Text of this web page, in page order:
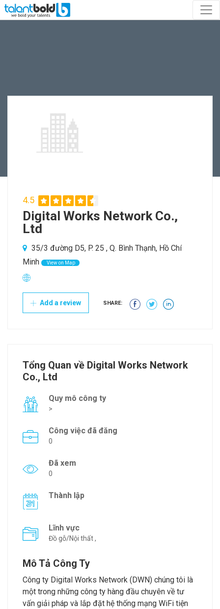
4.5
Digital Works Network Co.,
Ltd
35/3 đường D5, P. 25 , Q. Bình Thạnh, Hồ Chí
Minh
View on Map
Add a review SHARE:
Tổng Quan về Digital Works Network
Co., Ltd
Quy mô công ty
>
Công việc đã đăng
0
Đã xem
0
Thành lập
Lĩnh vực
Đồ gỗ/Nội thất ,
Mô Tả Công Ty
Công ty Digital Works Network (DWN) chúng tôi là
một trong những công ty hàng đầu chuyên về tư
vấn giải pháp và lắp đặt hệ thống mạng WiFi tiện